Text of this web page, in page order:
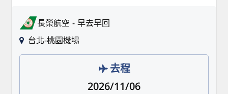
長榮航空
早去早回
台北-桃園機場
去程
2026/11/06